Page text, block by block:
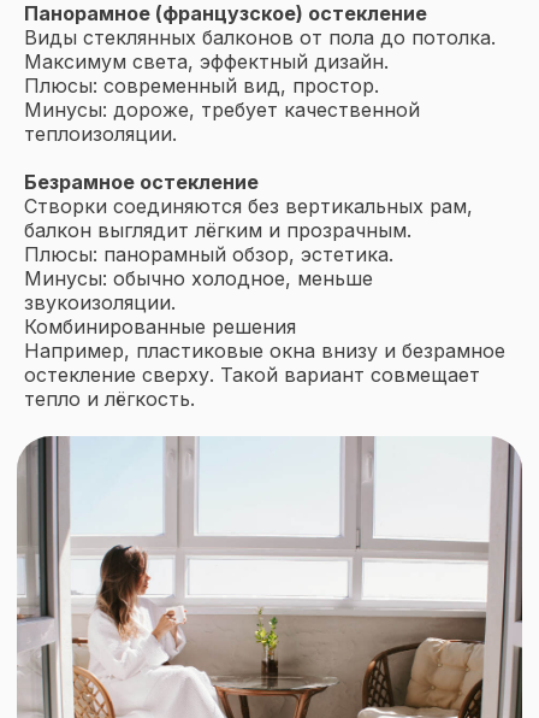
Панорамное (французское) остекление
Виды стеклянных балконов от пола до потолка.
Максимум света, эффектный дизайн.
Плюсы: современный вид, простор.
Минусы: дороже, требует качественной
теплоизоляции.
Безрамное остекление
Створки соединяются без вертикальных рам,
балкон выглядит лёгким и прозрачным.
Плюсы: панорамный обзор, эстетика.
Минусы: обычно холодное, меньше
звукоизоляции.
Комбинированные решения
Например, пластиковые окна внизу и безрамное
остекление сверху. Такой вариант совмещает
тепло и лёгкость.